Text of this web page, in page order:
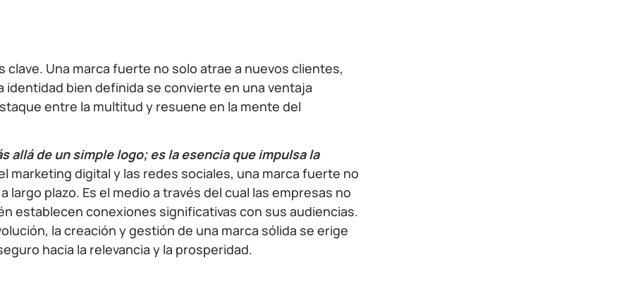
Una marca fuerte no solo atrae a nuevos clientes,
bien definida se convierte en una ventaja
entre la multitud y resuene en la mente del
allá de un simple logo; es la esencia que impulsa la
marketing digital y las redes sociales, una marca fuerte no
largo plazo. Es el medio a través del cual las empresas no
establecen conexiones significativas con sus audiencias.
la creación y gestión de una marca sólida se erige
hacia la relevancia y la prosperidad.